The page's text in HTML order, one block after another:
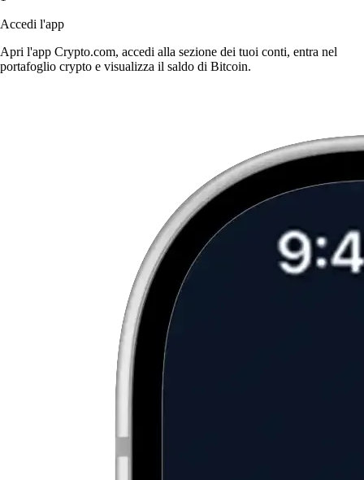
Accedi l'app
Apri l'app Crypto.com, accedi alla sezione dei tuoi conti, entra nel
portafoglio crypto e visualizza il saldo di Bitcoin.